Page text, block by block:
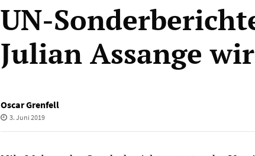
UN-
Julian Assange
Oscar Grenfell
3. Juni 2019